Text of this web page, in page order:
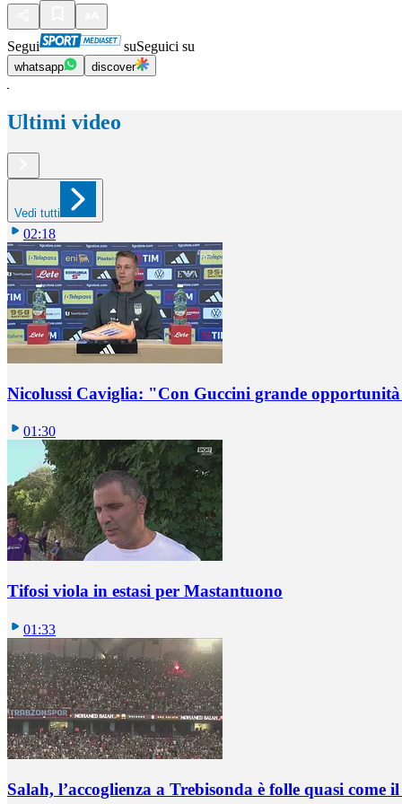
Segui suSeguici su
whatsapp discover
Ultimi video
Vedi tutti
02:18
Nicolussi Caviglia: "Con Guccini grande
01:30
Tifosi viola in estasi per Mastantuono
01:33
Salah, l’accoglienza a Trebisonda è folle quasi come